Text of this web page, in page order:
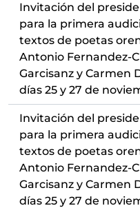
Invitación del
para la primera
textos de poetas
Antonio Fernandez-
Garcisanz y Carmen
días 25 y 27 de
Invitación del
para la primera
textos de poetas
Antonio Fernandez-
Garcisanz y Carmen
días 25 y 27 de